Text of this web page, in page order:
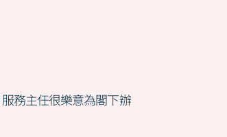
務主任很樂意為閣下辦